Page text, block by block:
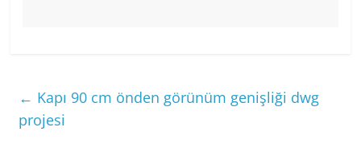
← Kapı 90 cm önden görünüm genişliği dwg
projesi